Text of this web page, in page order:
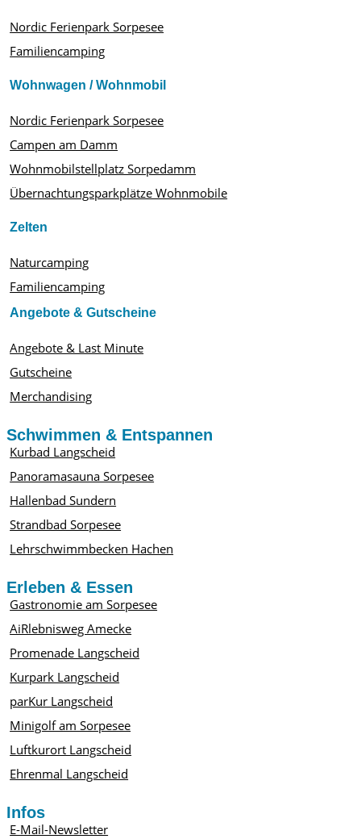
Nordic Ferienpark Sorpesee
Familiencamping
Wohnwagen / Wohnmobil
Nordic Ferienpark Sorpesee
Campen am Damm
Wohnmobilstellplatz Sorpedamm
Übernachtungsparkplätze Wohnmobile
Zelten
Naturcamping
Familiencamping
Angebote & Gutscheine
Angebote & Last Minute
Gutscheine
Merchandising
Schwimmen & Entspannen
Kurbad Langscheid
Panoramasauna Sorpesee
Hallenbad Sundern
Strandbad Sorpesee
Lehrschwimmbecken Hachen
Erleben & Essen
Gastronomie am Sorpesee
AiRlebnisweg Amecke
Promenade Langscheid
Kurpark Langscheid
parKur Langscheid
Minigolf am Sorpesee
Luftkurort Langscheid
Ehrenmal Langscheid
Infos
E-Mail-Newsletter